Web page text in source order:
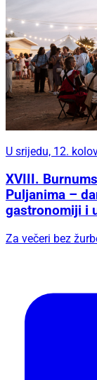
U srijedu, 12.
XVIII.
Puljanima –
gastronomiji i
Za večeri bez